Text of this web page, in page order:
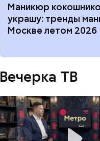
Маникюр
украшу: тренды
Москве летом 2026
Вечерка ТВ